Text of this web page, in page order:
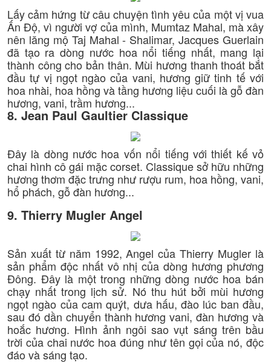
Lấy cảm hứng từ câu chuyện tình yêu của một vị vua
Ấn Độ, vì người vợ của mình, Mumtaz Mahal, mà xây
nên lăng mộ Taj Mahal - Shalimar, Jacques Guerlain
đã tạo ra dòng nước hoa nổi tiếng nhất, mang lại
thành công cho bản thân. Mùi hương thanh thoát bắt
đầu tự vị ngọt ngào của vani, hương giữ tinh tế với
hoa nhài, hoa hồng và tầng hương liệu cuối là gỗ đàn
hương, vani, trầm hương...
8. Jean Paul Gaultier Classique
Đây là dòng nước hoa vốn nổi tiếng với thiết kế vỏ
chai hình cô gái mặc corset. Classique sở hữu những
hương thơm đặc trưng như rượu rum, hoa hồng, vani,
hổ phách, gỗ đàn hương...
9. Thierry Mugler Angel
Sản xuất từ năm 1992, Angel của Thierry Mugler là
sản phẩm độc nhất vô nhị của dòng hương phương
Đông. Đây là một trong những dòng nước hoa bán
chạy nhất trong lịch sử. Nó thu hút bởi mùi hương
ngọt ngào của cam quýt, dưa hấu, đào lúc ban đầu,
sau đó dần chuyển thành hương vani, đàn hương và
hoắc hương. Hình ảnh ngôi sao vụt sáng trên bầu
trời của chai nước hoa đúng như tên gọi của nó, độc
đáo và sáng tạo.